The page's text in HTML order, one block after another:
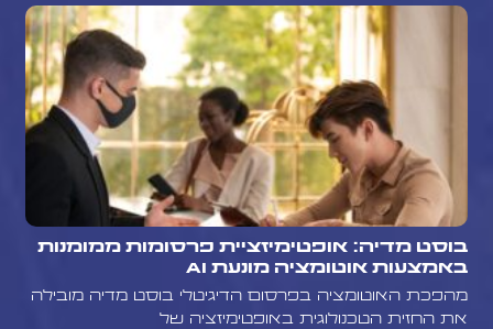
בוסט מדיה: אופטימיזציית פרסומות ממומנות
באמצעות אוטומציה מונעת AI
מהפכת האוטומציה בפרסום הדיגיטלי בוסט מדיה מובילה
את החזית הטכנולוגית באופטימיזציה של